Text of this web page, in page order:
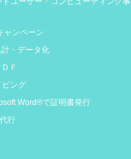
ャンペーン
・データ化
Ｆ
ピング
Word®で証明書発行
行